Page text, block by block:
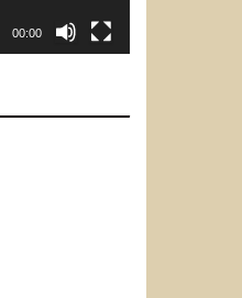
00:00